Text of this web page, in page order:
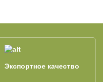
Экспортное качество